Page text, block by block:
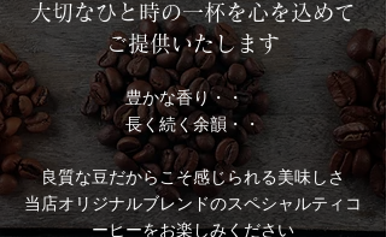
大切なひと時の一杯を心を込めて
ご提供いたします
​豊かな香り・・
長く続く余韻・・
良質な豆だからこそ感じられる美味しさ
​当店オリジナルブレンドのスペシャルティコ
ーヒーをお楽しみください